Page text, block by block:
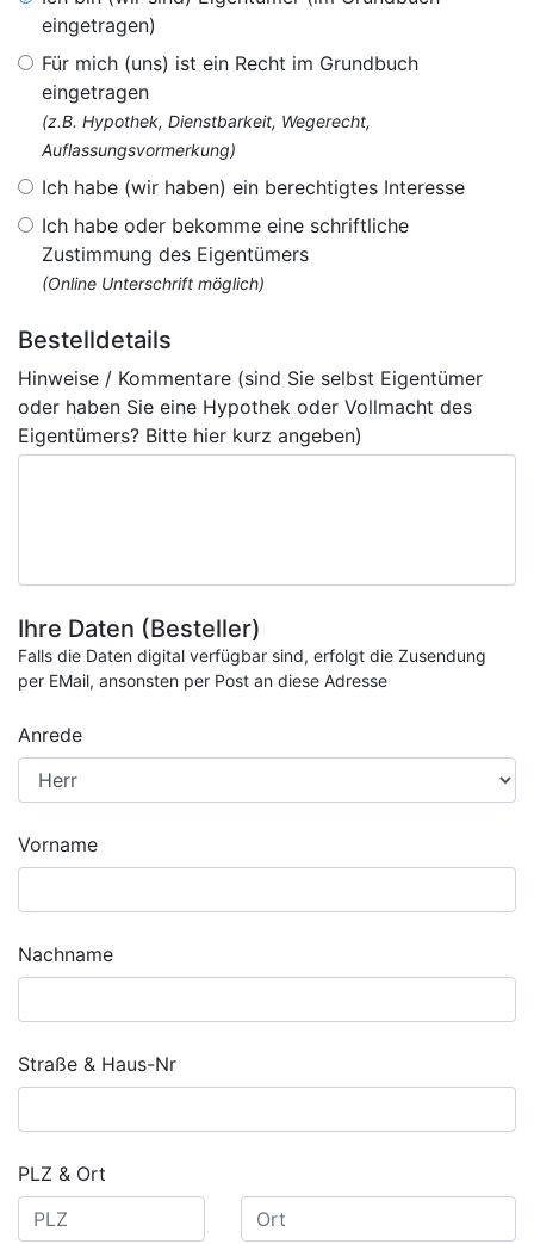
eingetragen)
Für mich (uns) ist ein Recht im Grundbuch
eingetragen
(z.B. Hypothek, Dienstbarkeit, Wegerecht,
Auflassungsvormerkung)
Ich habe (wir haben) ein berechtigtes Interesse
Ich habe oder bekomme eine schriftliche
Zustimmung des Eigentümers
(Online Unterschrift möglich)
Bestelldetails
Hinweise / Kommentare (sind Sie selbst Eigentümer
oder haben Sie eine Hypothek oder Vollmacht des
Eigentümers? Bitte hier kurz angeben)
Ihre Daten (Besteller)
Falls die Daten digital verfügbar sind, erfolgt die Zusendung
per EMail, ansonsten per Post an diese Adresse
Anrede
Vorname
Nachname
Straße & Haus-Nr
PLZ & Ort